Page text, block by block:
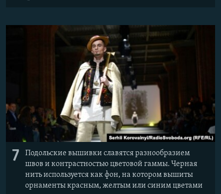
7
Подольские вышивки славятся разнообразием
швов и контрастностью цветовой гаммы. Черная
нить используется как фон, на котором вышиты
орнаменты красным, желтым или синим цветами